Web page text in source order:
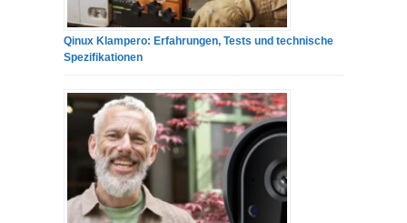
Qinux Klampero: Erfahrungen, Tests und technische
Spezifikationen